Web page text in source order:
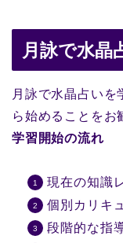
月詠で水晶
月詠で水晶占いを
ら始めることをお
学習開始の流れ
現在の知識
個別カリキ
段階的な指